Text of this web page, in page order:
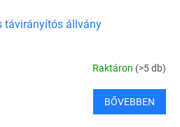
távirányítós állvány
Raktáron (>5 db)
BŐVEBBEN